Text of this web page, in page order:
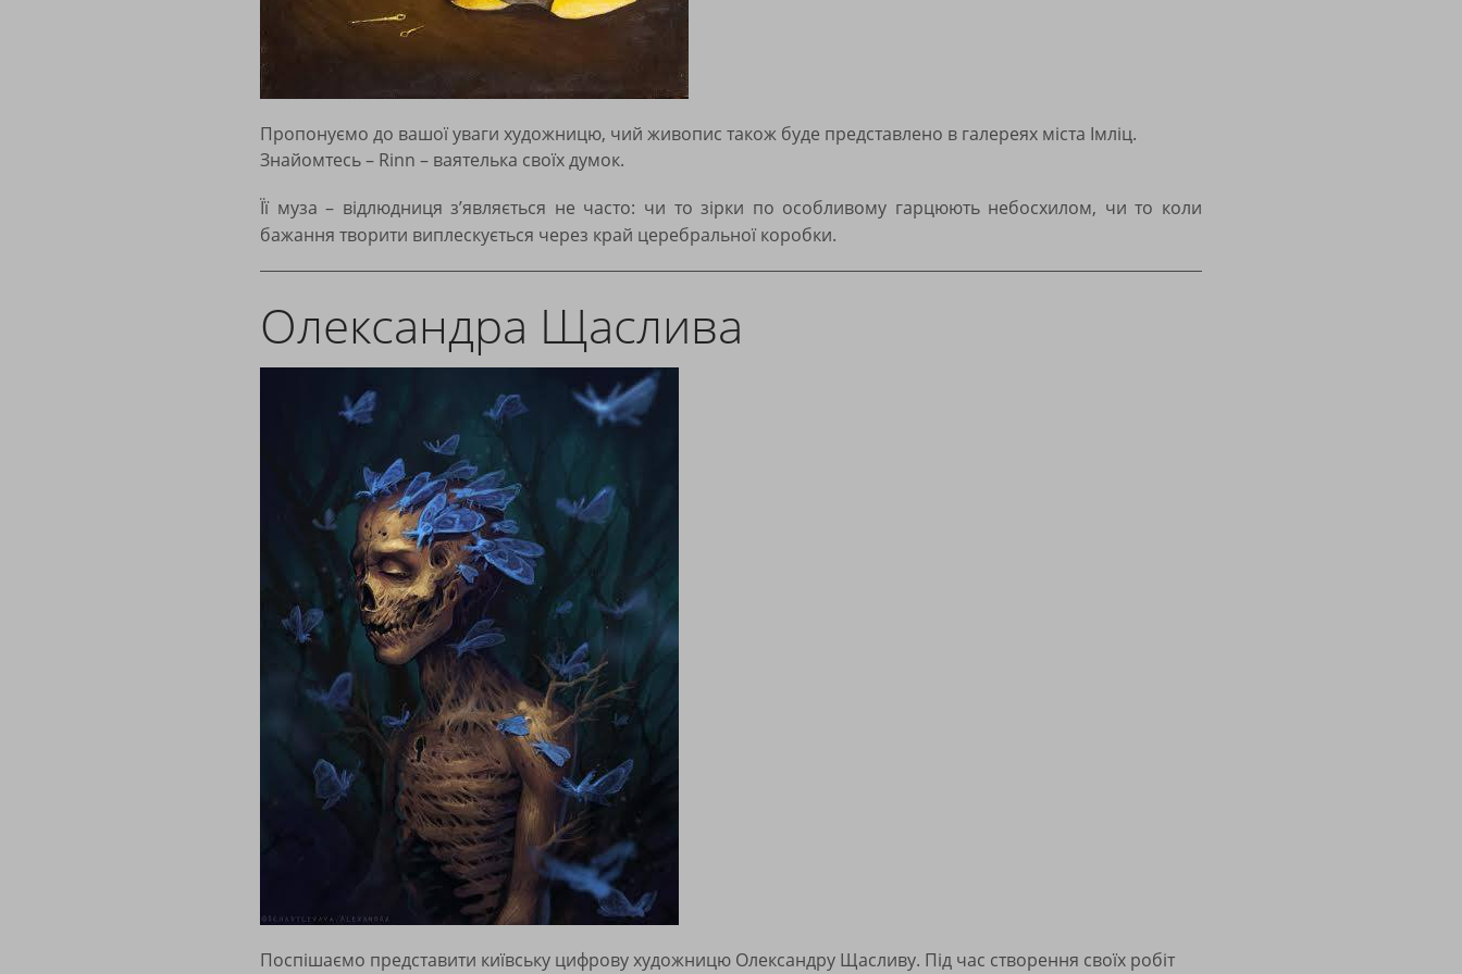
Пропонуємо до вашої уваги художницю, чий живопис також буде представлено в галереях міста Імліц.
Знайомтесь – Rinn – ваятелька своїх думок.
Її муза – відлюдниця з’являється не часто: чи то зірки по особливому гарцюють небосхилом, чи то коли
бажання творити виплескується через край церебральної коробки.
Олександра Щаслива
Поспішаємо представити київську цифрову художницю Олександру Щасливу. Під час створення своїх робіт